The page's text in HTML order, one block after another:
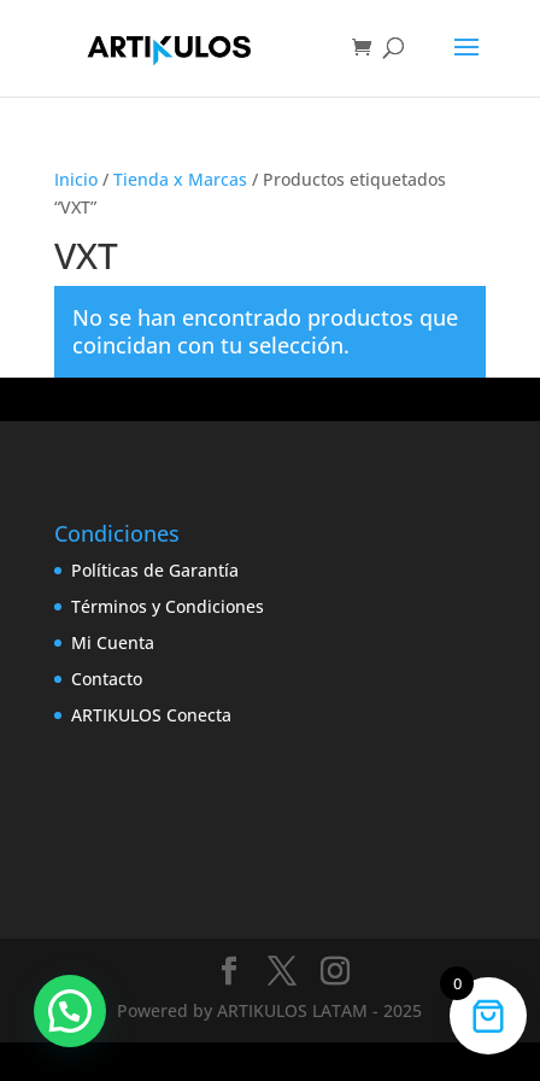
Inicio/ Tienda x Marcas / Productos etiquetados
“VXT”
VXT
No se han encontrado productos que
coincidan con tu selección.
Condiciones
Políticas de Garantía
Términos y Condiciones
Mi Cuenta
Contacto
ARTIKULOS Conecta
Powered by ARTIKULOS LATAM - 2025
0